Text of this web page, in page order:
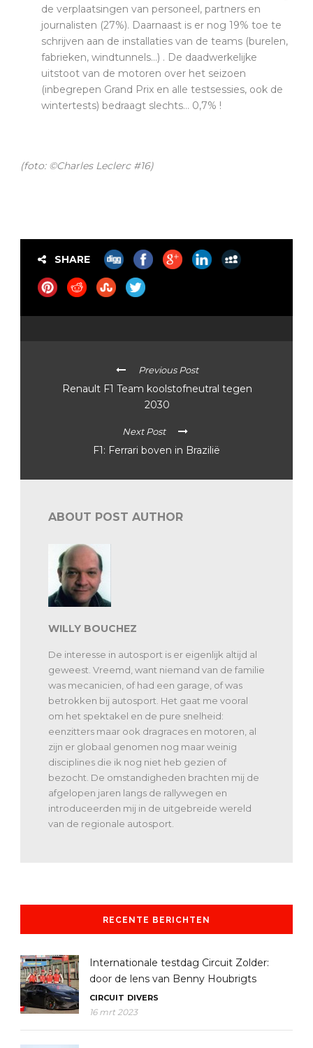
de verplaatsingen van personeel, partners en
journalisten (27%). Daarnaast is er nog 19% toe te
schrijven aan de installaties van de teams (burelen,
fabrieken, windtunnels…) . De daadwerkelijke
uitstoot van de motoren over het seizoen
(inbegrepen Grand Prix en alle testsessies, ook de
wintertests) bedraagt slechts… 0,7% !
(foto: ©Charles Leclerc #16)
SHARE
Previous Post
Renault F1 Team koolstofneutral tegen
2030
Next Post
F1: Ferrari boven in Brazilië
ABOUT POST AUTHOR
WILLY BOUCHEZ
De interesse in autosport is er eigenlijk altijd al
geweest. Vreemd, want niemand van de familie
was mecanicien, of had een garage, of was
betrokken bij autosport. Het gaat me vooral
om het spektakel en de pure snelheid:
eenzitters maar ook dragraces en motoren, al
zijn er globaal genomen nog maar weinig
disciplines die ik nog niet heb gezien of
bezocht. De omstandigheden brachten mij de
afgelopen jaren langs de rallywegen en
introduceerden mij in de uitgebreide wereld
van de regionale autosport.
RECENTE BERICHTEN
Internationale testdag Circuit Zolder:
door de lens van Benny Houbrigts
CIRCUIT DIVERS
16 mrt 2023